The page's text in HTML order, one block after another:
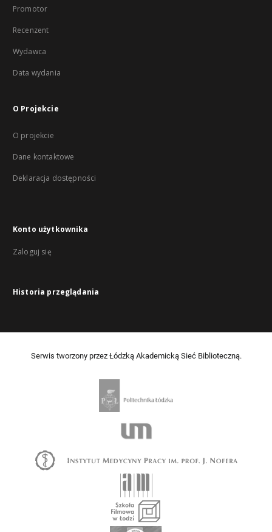
Promotor
Recenzent
Wydawca
Data wydania
O Projekcie
O projekcie
Dane kontaktowe
Deklaracja dostępności
Konto użytkownika
Zaloguj się
Historia przeglądania
Serwis tworzony przez Łódzką Akademicką Sieć Biblioteczną.